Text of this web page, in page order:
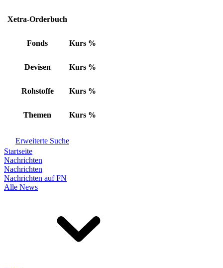
Xetra-Orderbuch
Fonds Kurs %
Devisen Kurs %
Rohstoffe Kurs %
Themen Kurs %
Erweiterte Suche
Startseite
Nachrichten
Nachrichten
Nachrichten auf FN
Alle News